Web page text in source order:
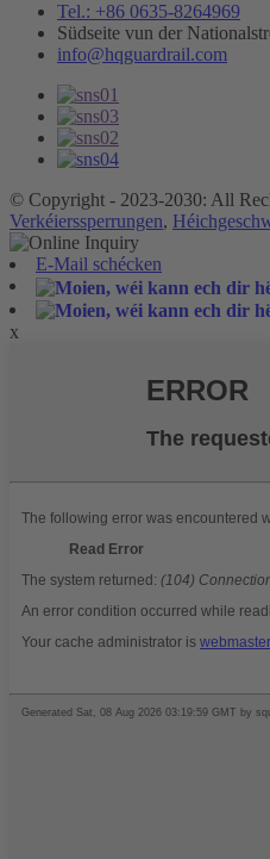
Tel.: +86 0635-8264969
Südseite vun der
info@hqguardrail.com
© Copyright - 2023-2030: All
Verkéierssperrungen,
E-Mail schécken
x